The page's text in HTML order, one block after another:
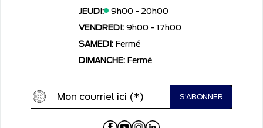
JEUDI:
9h00 - 20h00
VENDREDI: 9h00 - 17h00
SAMEDI: Fermé
DIMANCHE: Fermé